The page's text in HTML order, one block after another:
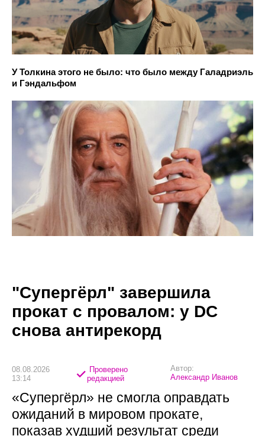
У Толкина этого не было: что было между Галадриэль
и Гэндальфом
"Супергёрл" завершила
прокат с провалом: у DC
снова антирекорд
08.08.2026
13:14
Проверено
редакцией
Автор:
Александр Иванов
«Супергёрл» не смогла оправдать
ожиданий в мировом прокате,
показав худший результат среди